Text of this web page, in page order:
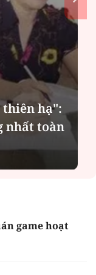
nhuận quý II
cột nào?
game hoạt